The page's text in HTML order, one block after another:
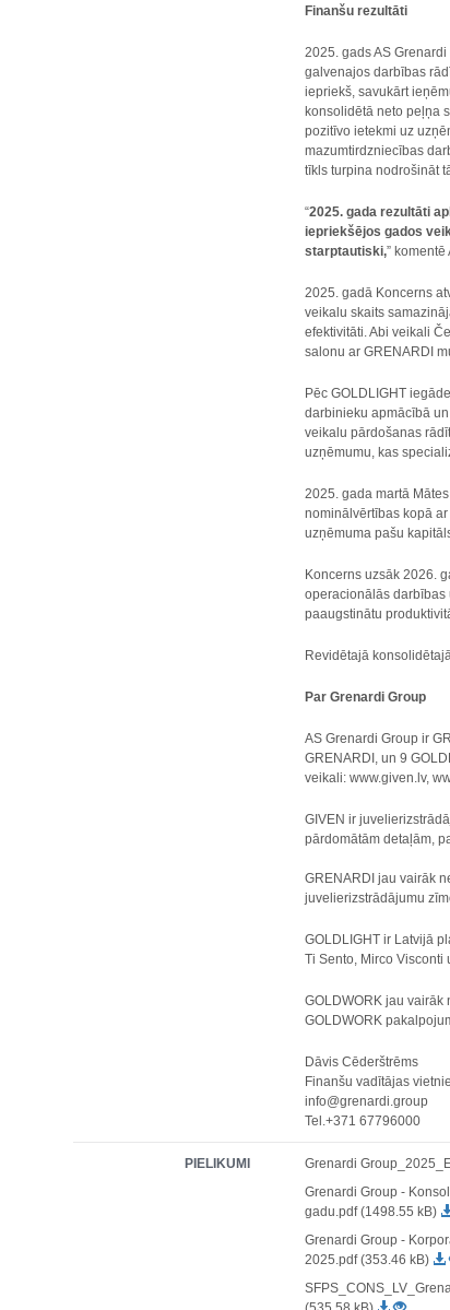
Finanšu rezultāti
2025. gads AS
galvenajos darbības
iepriekš, savukārt
konsolidētā neto peļņa
pozitīvo ietekmi uz
mazumtirdzniecības
tīkls turpina nodrošināt
“2025. gada rezultāti
iepriekšējos gados
starptautiski,”
2025. gadā Koncerns
veikalu skaits
efektivitāti. Abi veikali
salonu ar GRENARDI
Pēc GOLDLIGHT
darbinieku apmācībā
veikalu pārdošanas
uzņēmumu, kas
2025. gada martā
nominālvērtības kopā
uzņēmuma pašu
Koncerns uzsāk 2026.
operacionālās darbības
paaugstinātu
Revidētajā
Par Grenardi Group
AS Grenardi Group ir
GRENARDI, un 9
veikali: www.given.lv,
GIVEN ir
pārdomātām detaļām,
GRENARDI jau vairāk
juvelierizstrādājumu
GOLDLIGHT ir Latvijā
Ti Sento, Mirco Visconti
GOLDWORK jau
GOLDWORK
Dāvis Cēderštrēms
Finanšu vadītājas
info@grenardi.group
Tel.+371 67796000
PIELIKUMI
Grenardi
Grenardi Group -
gadu.pdf (1498.55 kB)
Grenardi Group -
2025.pdf (353.46 kB)